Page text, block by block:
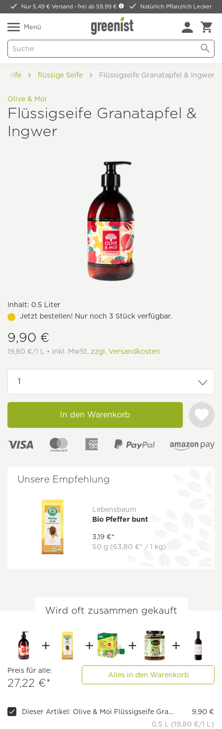
Nur 5,49 € Versand -frei ab 59,99 € Natürlich Pflanzlich Lecker
Menü
Seife flüssige Seife Flüssigseife Granatapfel & Ingwer
Olive & Moi
Flüssigseife Granatapfel &
Ingwer
Inhalt: 0.5 Liter
Jetzt bestellen! Nur noch 3 Stück verfügbar.
9,90 €
19,80 €/1 L • inkl. MwSt. zzgl. Versandkosten
In den Warenkorb
Unsere Empfehlung
Lebensbaum
Bio Pfeffer bunt
3,19 €*
50 g (63,80 €* / 1 kg)
Wird oft zusammen gekauft
Preis für alle:
27,22 €*
Alles in den Warenkorb
Dieser Artikel: Olive & Moi Flüssigseife Granatapfel & Ingwer
9,90 €
0.5 L (19,80 €/1 L)